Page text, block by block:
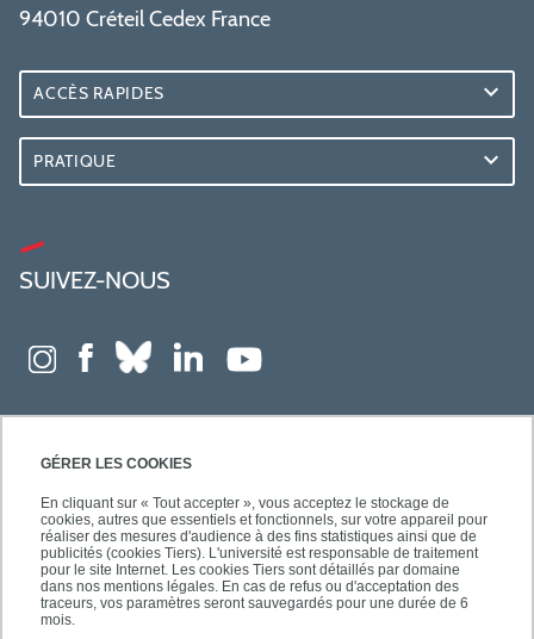
GÉRER LES COOKIES
En cliquant sur « Tout accepter », vous acceptez le stockage de
cookies, autres que essentiels et fonctionnels, sur votre appareil pour
réaliser des mesures d'audience à des fins statistiques ainsi que de
publicités (cookies Tiers). L'université est responsable de traitement
pour le site Internet. Les cookies Tiers sont détaillés par domaine
dans nos mentions légales. En cas de refus ou d'acceptation des
traceurs, vos paramètres seront sauvegardés pour une durée de 6
mois.
94010 Créteil Cedex France
ACCÈS RAPIDES
PRATIQUE
SUIVEZ-NOUS